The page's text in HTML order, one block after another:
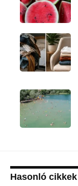
Hasonló cikkek